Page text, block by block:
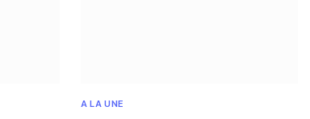
A LA UNE